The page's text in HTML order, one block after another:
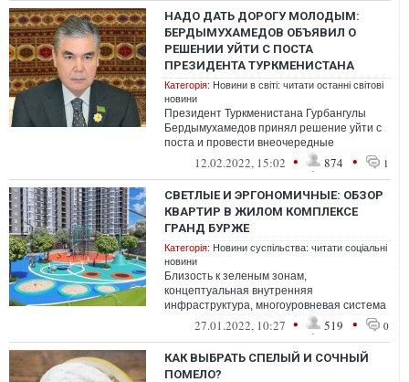
НАДО ДАТЬ ДОРОГУ МОЛОДЫМ:
БЕРДЫМУХАМЕДОВ ОБЪЯВИЛ О
РЕШЕНИИ УЙТИ С ПОСТА
ПРЕЗИДЕНТА ТУРКМЕНИСТАНА
Категорія: Новини в світі: читати останні світові
новини
Президент Туркменистана Гурбангулы
Бердымухамедов принял решение уйти с
поста и провести внеочередные
президентские выборы
12.02.2022, 15:02 • 874 • 1
СВЕТЛЫЕ И ЭРГОНОМИЧНЫЕ: ОБЗОР
КВАРТИР В ЖИЛОМ КОМПЛЕКСЕ
ГРАНД БУРЖЕ
Категорія: Новини суспільства: читати соціальні
новини
Близость к зеленым зонам,
концептуальная внутренняя
инфраструктура, многоуровневая система
безопасности — преимущества,
доступные резидентам жилого ко...
27.01.2022, 10:27 • 519 • 0
КАК ВЫБРАТЬ СПЕЛЫЙ И СОЧНЫЙ
ПОМЕЛО?